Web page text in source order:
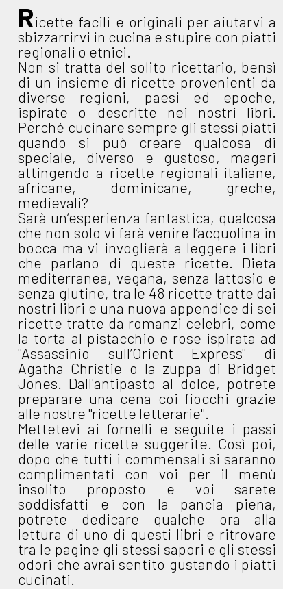
Ricette facili e originali per aiutarvi a
sbizzarrirvi in cucina e stupire con piatti
regionali o etnici.
Non si tratta del solito ricettario, bensì
di un insieme di ricette provenienti da
diverse regioni, paesi ed epoche,
ispirate o descritte nei nostri libri.
Perché cucinare sempre gli stessi piatti
quando si può creare qualcosa di
speciale, diverso e gustoso, magari
attingendo a ricette regionali italiane,
africane, dominicane, greche,
medievali?
Sarà un’esperienza fantastica, qualcosa
che non solo vi farà venire l’acquolina in
bocca ma vi invoglierà a leggere i libri
che parlano di queste ricette. Dieta
mediterranea, vegana, senza lattosio e
senza glutine, tra le 48 ricette tratte dai
nostri libri e una nuova appendice di sei
ricette tratte da romanzi celebri, come
la torta al pistacchio e rose ispirata ad
"Assassinio sull’Orient Express" di
Agatha Christie o la zuppa di Bridget
Jones. Dall'antipasto al dolce, potrete
preparare una cena coi fiocchi grazie
alle nostre "ricette letterarie".
Mettetevi ai fornelli e seguite i passi
delle varie ricette suggerite. Così poi,
dopo che tutti i commensali si saranno
complimentati con voi per il menù
insolito proposto e voi sarete
soddisfatti e con la pancia piena,
potrete dedicare qualche ora alla
lettura di uno di questi libri e ritrovare
tra le pagine gli stessi sapori e gli stessi
odori che avrai sentito gustando i piatti
cucinati.